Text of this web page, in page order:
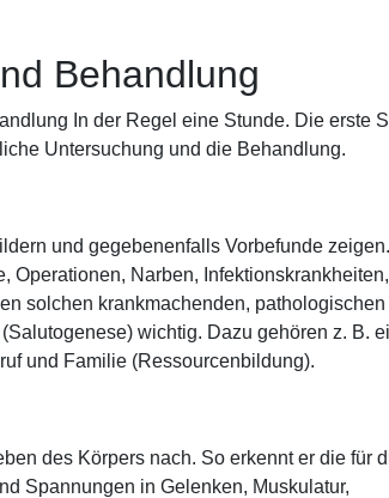
Behandlung
In der Regel eine Stunde. Die erste
Untersuchung und die Behandlung.
und gegebenenfalls Vorbefunde
Operationen, Narben, Infektionskrankheiten,
solchen krankmachenden, pathologischen
wichtig. Dazu gehören z. B.
und Familie (Ressourcenbildung).
des Körpers nach. So erkennt er die für
Spannungen in Gelenken, Muskulatur,